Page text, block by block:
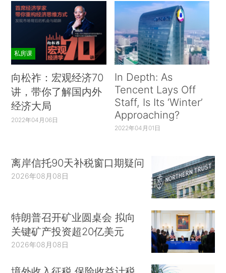
私房课
向松祚：宏观经济70
讲，带你了解国内外
经济大局
2022年04月06日
In Depth: As
Tencent Lays Off
Staff, Is Its ‘Winter’
Approaching?
2022年04月01日
离岸信托90天补税窗口期疑问
2026年08月08日
特朗普召开矿业圆桌会 拟向
关键矿产投资超20亿美元
2026年08月08日